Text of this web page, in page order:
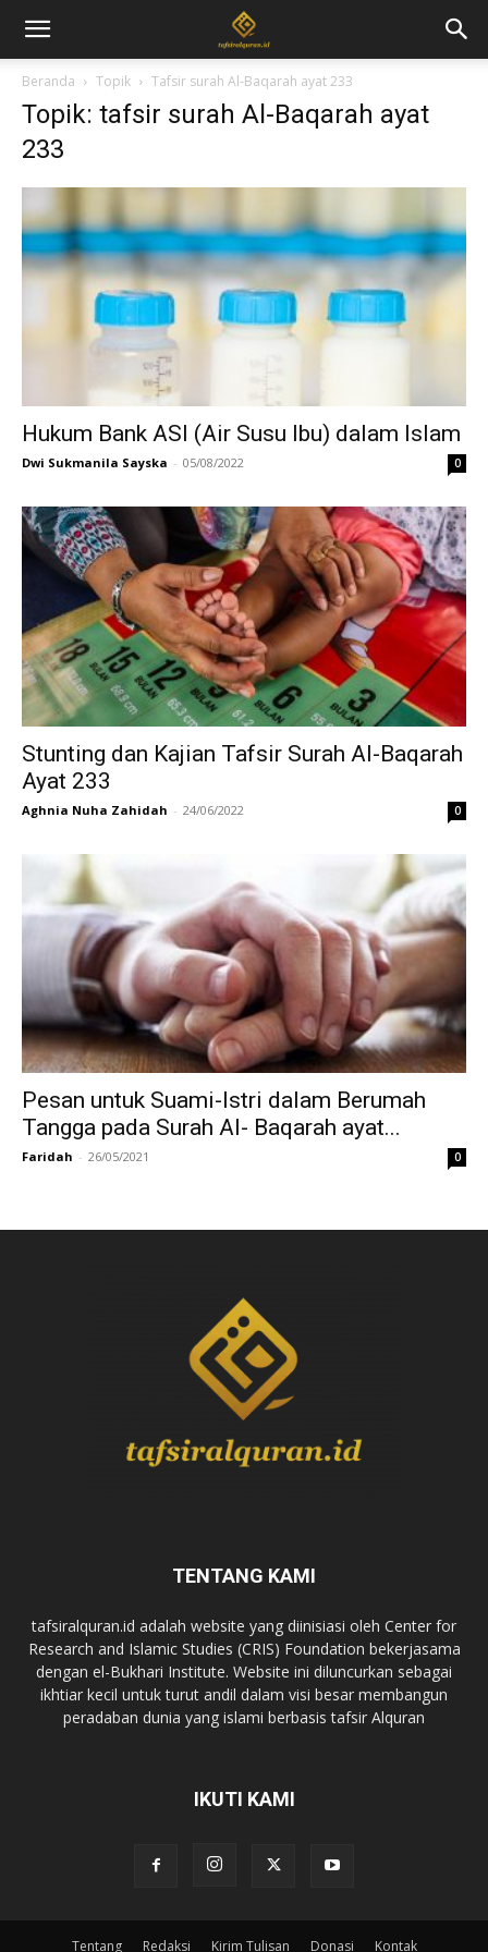
Beranda Topik Tafsir surah Al-Baqarah ayat 233
Topik: tafsir surah Al-Baqarah ayat
233
Hukum Bank ASI (Air Susu Ibu) dalam Islam
Dwi Sukmanila Sayska - 05/08/2022 0
Stunting dan Kajian Tafsir Surah Al-Baqarah
Ayat 233
Aghnia Nuha Zahidah - 24/06/2022 0
Pesan untuk Suami-Istri dalam Berumah
Tangga pada Surah Al- Baqarah ayat...
Faridah - 26/05/2021 0
TENTANG KAMI
tafsiralquran.id adalah website yang diinisiasi oleh Center for
Research and Islamic Studies (CRIS) Foundation bekerjasama
dengan el-Bukhari Institute. Website ini diluncurkan sebagai
ikhtiar kecil untuk turut andil dalam visi besar membangun
peradaban dunia yang islami berbasis tafsir Alquran
IKUTI KAMI
Tentang Redaksi Kirim Tulisan Donasi Kontak